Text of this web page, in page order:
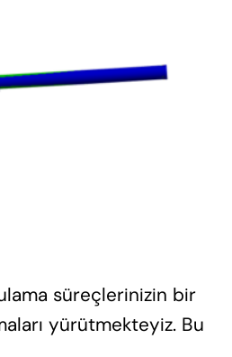
süreçlerinizin bir
yürütmekteyiz. Bu